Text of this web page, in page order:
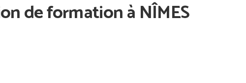
de formation à NÎMES